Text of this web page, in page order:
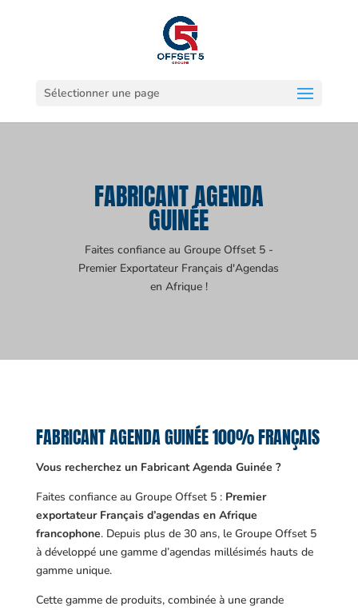
Sélectionner une page
FABRICANT AGENDA
GUINÉE
Faites confiance au Groupe Offset 5 -
Premier Exportateur Français d'Agendas
en Afrique !
FABRICANT AGENDA GUINÉE 100% FRANÇAIS
Vous recherchez un Fabricant Agenda Guinée ?
Faites confiance au Groupe Offset 5 : Premier
exportateur Français d’agendas en Afrique
francophone. Depuis plus de 30 ans, le Groupe Offset 5
à développé une gamme d’agendas millésimés hauts de
gamme unique.
Cette gamme de produits, combinée à une grande